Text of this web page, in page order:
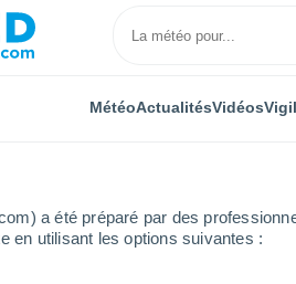
a été préparé par des
en utilisant les options suivantes :
MétéoActualitésVidéos